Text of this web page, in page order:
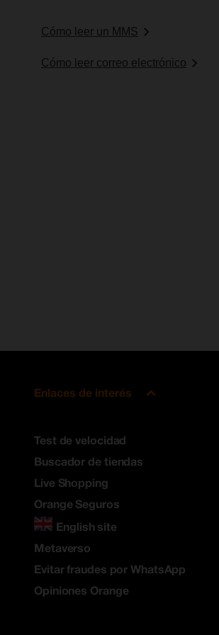
Cómo leer un MMS
Cómo leer correo electrónico
Enlaces de interés
Test de velocidad
Buscador de tiendas
Live Shopping
Orange Seguros
English site
Metaverso
Evitar fraudes por WhatsApp
Opiniones Orange